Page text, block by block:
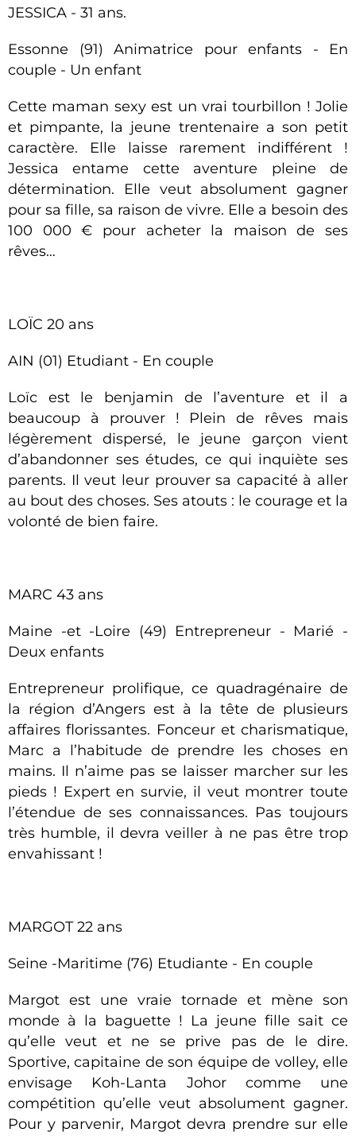
JESSICA - 31 ans.
Essonne (91) Animatrice pour enfants - En
couple - Un enfant
Cette maman sexy est un vrai tourbillon ! Jolie
et pimpante, la jeune trentenaire a son petit
caractère. Elle laisse rarement indifférent !
Jessica entame cette aventure pleine de
détermination. Elle veut absolument gagner
pour sa fille, sa raison de vivre. Elle a besoin des
100 000 € pour acheter la maison de ses
rêves…
LOÏC 20 ans
AIN (01) Etudiant - En couple
Loïc est le benjamin de l’aventure et il a
beaucoup à prouver ! Plein de rêves mais
légèrement dispersé, le jeune garçon vient
d’abandonner ses études, ce qui inquiète ses
parents. Il veut leur prouver sa capacité à aller
au bout des choses. Ses atouts : le courage et la
volonté de bien faire.
MARC 43 ans
Maine -et -Loire (49) Entrepreneur - Marié -
Deux enfants
Entrepreneur prolifique, ce quadragénaire de
la région d’Angers est à la tête de plusieurs
affaires florissantes. Fonceur et charismatique,
Marc a l’habitude de prendre les choses en
mains. Il n’aime pas se laisser marcher sur les
pieds ! Expert en survie, il veut montrer toute
l’étendue de ses connaissances. Pas toujours
très humble, il devra veiller à ne pas être trop
envahissant !
MARGOT 22 ans
Seine -Maritime (76) Etudiante - En couple
Margot est une vraie tornade et mène son
monde à la baguette ! La jeune fille sait ce
qu’elle veut et ne se prive pas de le dire.
Sportive, capitaine de son équipe de volley, elle
envisage Koh-Lanta Johor comme une
compétition qu’elle veut absolument gagner.
Pour y parvenir, Margot devra prendre sur elle